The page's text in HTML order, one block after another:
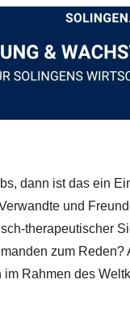
dann ist das ein
und
therapeutischer
zum Reden?
im Rahmen des